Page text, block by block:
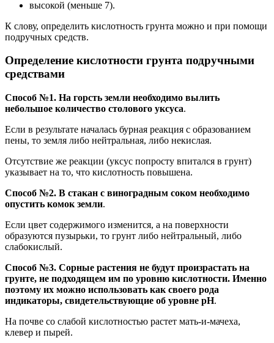
высокой (меньше 7).
К слову, определить кислотность грунта можно и при помощи
подручных средств.
Определение кислотности грунта подручными
средствами
Способ №1. На горсть земли необходимо вылить
небольшое количество столового уксуса.
Если в результате началась бурная реакция с образованием
пены, то земля либо нейтральная, либо некислая.
Отсутствие же реакции (уксус попросту впитался в грунт)
указывает на то, что кислотность повышена.
Способ №2. В стакан с виноградным соком необходимо
опустить комок земли.
Если цвет содержимого изменится, а на поверхности
образуются пузырьки, то грунт либо нейтральный, либо
слабокислый.
Способ №3. Сорные растения не будут произрастать на
грунте, не подходящем им по уровню кислотности. Именно
поэтому их можно использовать как своего рода
индикаторы, свидетельствующие об уровне рН.
На почве со слабой кислотностью растет мать-и-мачеха,
клевер и пырей.